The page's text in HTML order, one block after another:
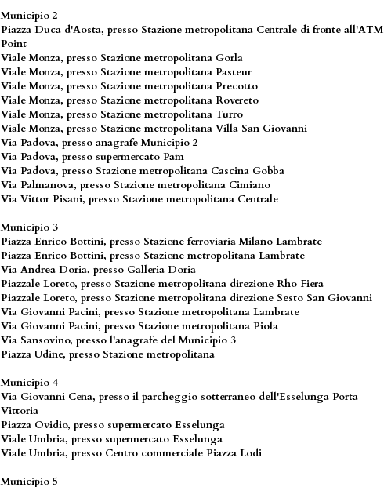
Municipio 2
Piazza Duca d'Aosta, presso Stazione metropolitana Centrale di fronte all'ATM
Point
Viale Monza, presso Stazione metropolitana Gorla
Viale Monza, presso Stazione metropolitana Pasteur
Viale Monza, presso Stazione metropolitana Precotto
Viale Monza, presso Stazione metropolitana Rovereto
Viale Monza, presso Stazione metropolitana Turro
Viale Monza, presso Stazione metropolitana Villa San Giovanni
Via Padova, presso anagrafe Municipio 2
Via Padova, presso supermercato Pam
Via Padova, presso Stazione metropolitana Cascina Gobba
Via Palmanova, presso Stazione metropolitana Cimiano
Via Vittor Pisani, presso Stazione metropolitana Centrale
Municipio 3
Piazza Enrico Bottini, presso Stazione ferroviaria Milano Lambrate
Piazza Enrico Bottini, presso Stazione metropolitana Lambrate
Via Andrea Doria, presso Galleria Doria
Piazzale Loreto, presso Stazione metropolitana direzione Rho Fiera
Piazzale Loreto, presso Stazione metropolitana direzione Sesto San Giovanni
Via Giovanni Pacini, presso Stazione metropolitana Lambrate
Via Giovanni Pacini, presso Stazione metropolitana Piola
Via Sansovino, presso l'anagrafe del Municipio 3
Piazza Udine, presso Stazione metropolitana
Municipio 4
Via Giovanni Cena, presso il parcheggio sotterraneo dell'Esselunga Porta
Vittoria
Piazza Ovidio, presso supermercato Esselunga
Viale Umbria, presso supermercato Esselunga
Viale Umbria, presso Centro commerciale Piazza Lodi
Municipio 5